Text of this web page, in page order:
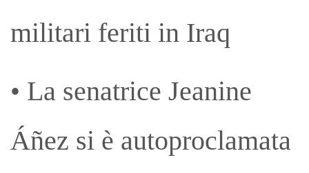
militari feriti in Iraq
• La senatrice Jeanine
Áñez si è autoproclamata